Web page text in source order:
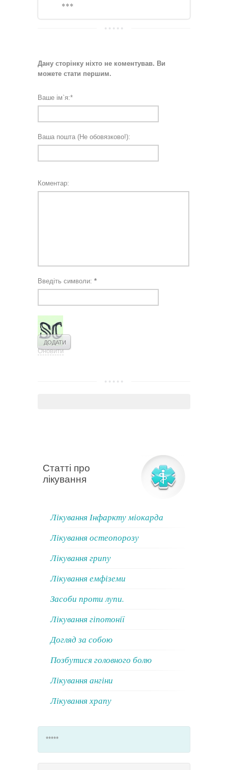
***
Дану сторінку ніхто не коментував. Ви
можете стати першим.
Ваше ім`я:*
Ваша пошта (Не обовязково!):
Коментар:
Введіть символи: *
Оновити
Статті про
лікування
Лікування Інфаркту міокарда
Лікування остеопорозу
Лікування грипу
Лікування емфіземи
Засоби проти лупи.
Лікування гіпотонії
Догляд за собою
Позбутися головного болю
Лікування ангіни
Лікування храпу
*****